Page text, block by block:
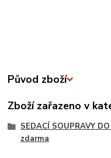
Původ zboží
Zboží zařazeno v
SEDACÍ SOUPRAVY
zdarma